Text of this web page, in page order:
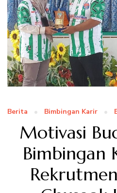
Berita Bimbingan Karir
Motivasi
Bimbingan